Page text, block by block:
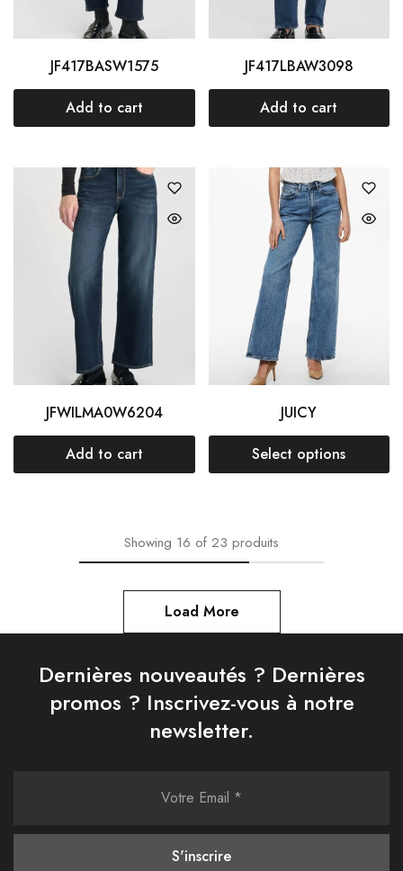
JF417BASW1575
Add to cart
JF417LBAW3098
Add to cart
JFWILMA0W6204
Add to cart
JUICY
Select options
Showing 16 of 23 produits
Load More
Dernières nouveautés ? Dernières
promos ? Inscrivez-vous à notre
newsletter.